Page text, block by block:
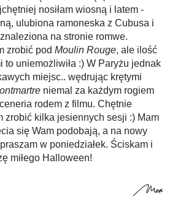
nosiłam wiosną i latem -
ulubiona ramoneska z Cubusa i
na stronie romwe.
zrobić pod Moulin Rouge, ale ilość
to uniemożliwiła :) W Paryżu jednak
miejsc.. wędrując krętymi
niemal za każdym rogiem
rodem z filmu. Chętnie
zrobić kilka jesiennych sesji :) Mam
się Wam podobają, a na nowy
w poniedziałek. Ściskam i
miłego Halloween!